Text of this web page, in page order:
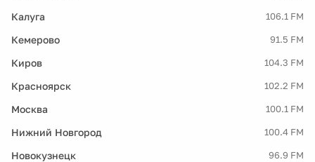
Калуга 106.1 FM
Кемерово 91.5 FM
Киров 104.3 FM
Красноярск 102.2 FM
Москва 100.1 FM
Нижний Новгород 100.4 FM
Новокузнецк 96.9 FM